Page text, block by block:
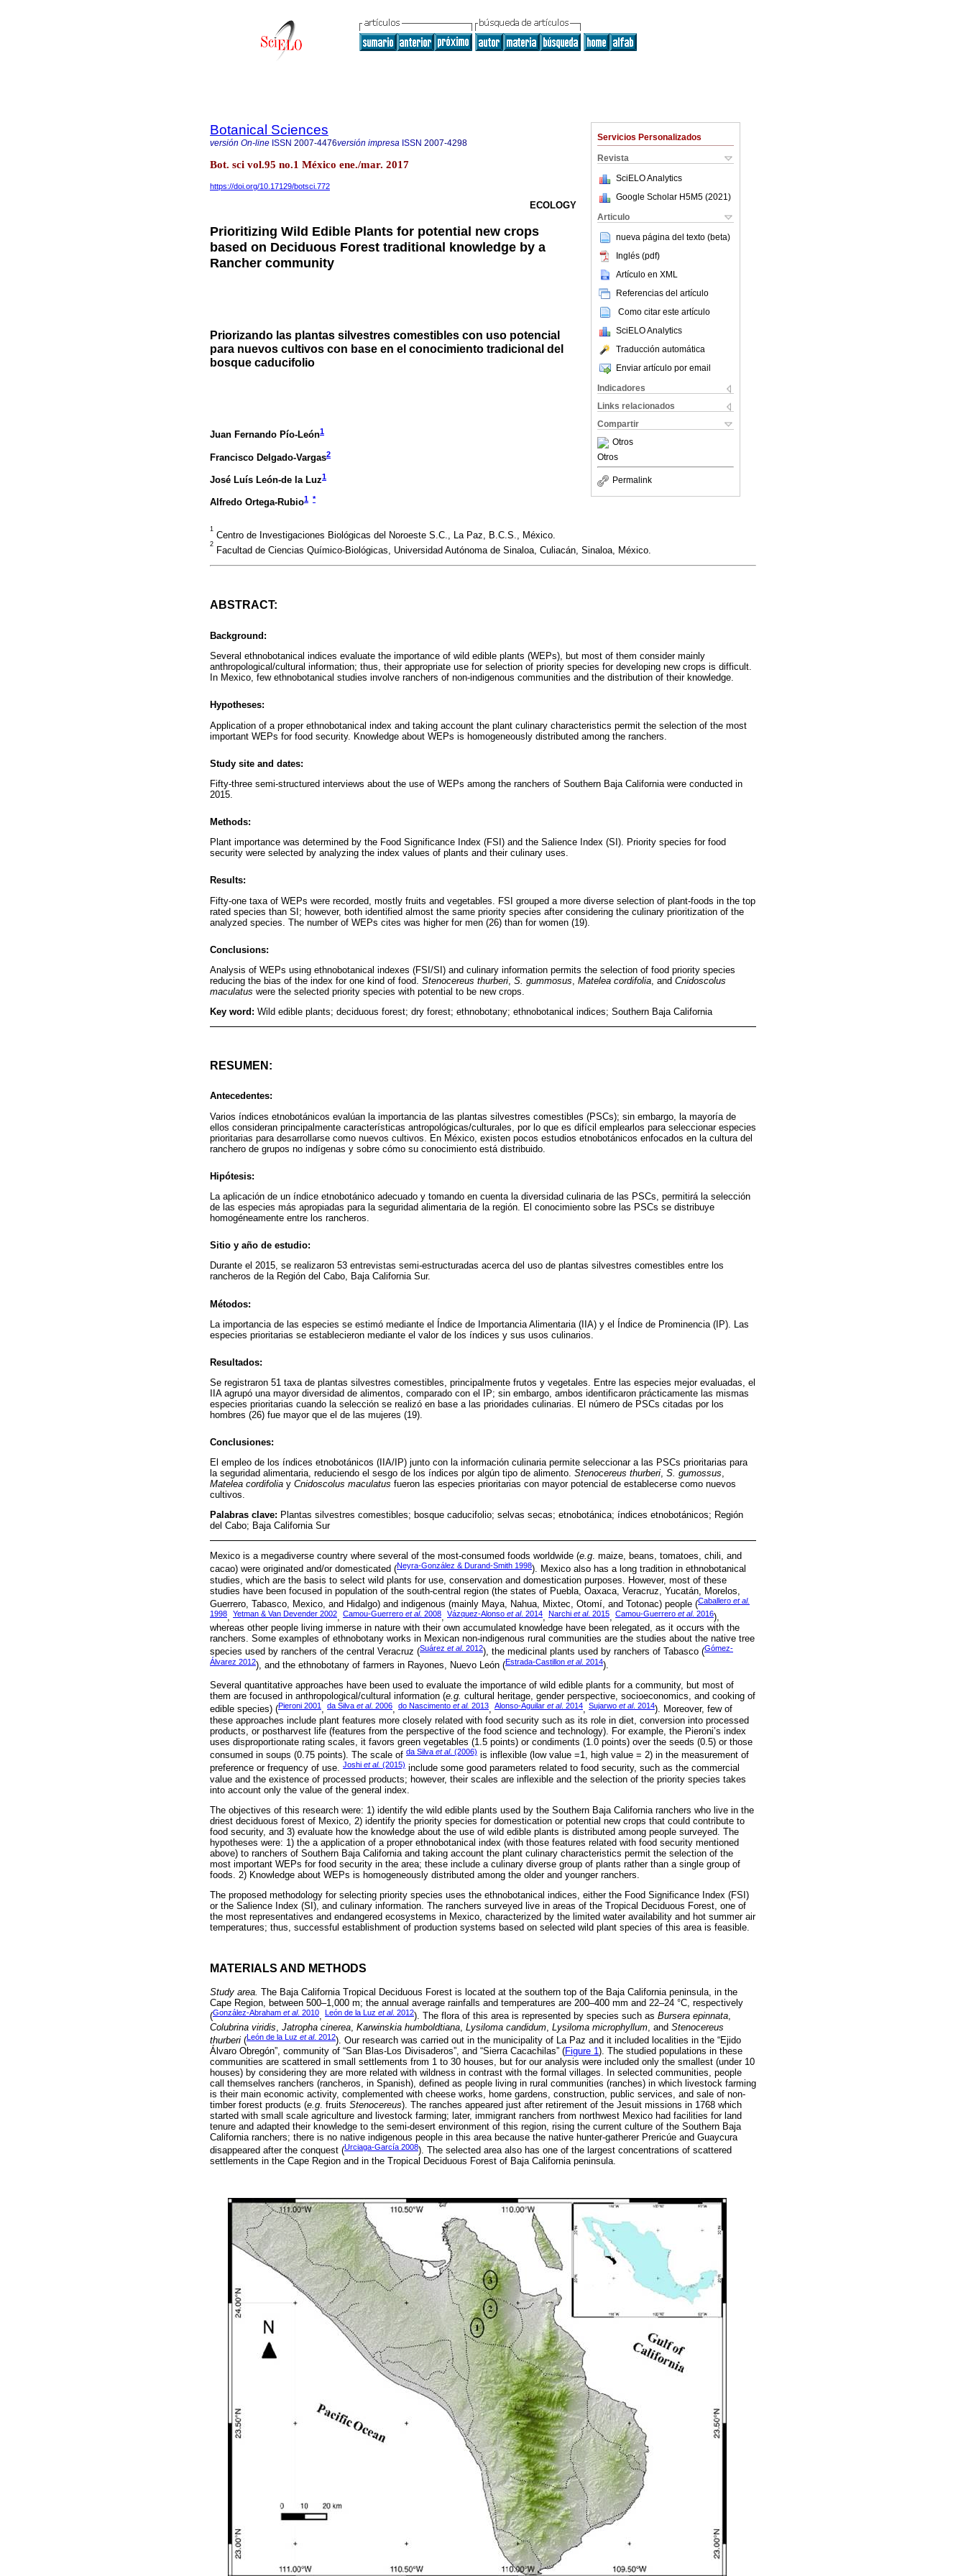
Servicios Personalizados
Revista
SciELO Analytics
Google Scholar H5M5 (2021 )
Articulo
nueva página del texto (beta)
Inglés (pdf)
Artículo en XML
Referencias del artículo
Como citar este artículo
SciELO Analytics
Traducción automática
Enviar artículo por email
Indicadores
Links relacionados
Compartir
Otros
Otros
Permalink
Botanical Sciences
versión On-line ISSN 2007-4476versión impresa ISSN 2007-4298
Bot. sci vol.95 no.1 México ene./mar. 2017
https://doi.org/10.17129/botsci.772
ECOLOGY
Prioritizing Wild Edible Plants for potential new crops
based on Deciduous Forest traditional knowledge by a
Rancher community
Priorizando las plantas silvestres comestibles con uso potencial
para nuevos cultivos con base en el conocimiento tradicional del
bosque caducifolio
Juan Fernando Pío-León1
Francisco Delgado-Vargas2
José Luís León-de la Luz1
Alfredo Ortega-Rubio1 *
1
Centro de Investigaciones Biológicas del Noroeste S.C., La Paz, B.C.S., México.
2
Facultad de Ciencias Químico-Biológicas, Universidad Autónoma de Sinaloa, Culiacán, Sinaloa, México.
ABSTRACT:
Background:
Several ethnobotanical indices evaluate the importance of wild edible plants (WEPs), but most of them consider mainly
anthropological/cultural information; thus, their appropriate use for selection of priority species for developing new crops is difficult.
In Mexico, few ethnobotanical studies involve ranchers of non-indigenous communities and the distribution of their knowledge.
Hypotheses:
Application of a proper ethnobotanical index and taking account the plant culinary characteristics permit the selection of the most
important WEPs for food security. Knowledge about WEPs is homogeneously distributed among the ranchers.
Study site and dates:
Fifty-three semi-structured interviews about the use of WEPs among the ranchers of Southern Baja California were conducted in
2015.
Methods:
Plant importance was determined by the Food Significance Index (FSI) and the Salience Index (SI). Priority species for food
security were selected by analyzing the index values of plants and their culinary uses.
Results:
Fifty-one taxa of WEPs were recorded, mostly fruits and vegetables. FSI grouped a more diverse selection of plant-foods in the top
rated species than SI; however, both identified almost the same priority species after considering the culinary prioritization of the
analyzed species. The number of WEPs cites was higher for men (26) than for women (19).
Conclusions:
Analysis of WEPs using ethnobotanical indexes (FSI/SI) and culinary information permits the selection of food priority species
reducing the bias of the index for one kind of food. Stenocereus thurberi, S. gummosus, Matelea cordifolia, and Cnidoscolus
maculatus were the selected priority species with potential to be new crops.
Key word: Wild edible plants; deciduous forest; dry forest; ethnobotany; ethnobotanical indices; Southern Baja California
RESUMEN:
Antecedentes:
Varios índices etnobotánicos evalúan la importancia de las plantas silvestres comestibles (PSCs); sin embargo, la mayoría de
ellos consideran principalmente características antropológicas/culturales, por lo que es difícil emplearlos para seleccionar especies
prioritarias para desarrollarse como nuevos cultivos. En México, existen pocos estudios etnobotánicos enfocados en la cultura del
ranchero de grupos no indígenas y sobre cómo su conocimiento está distribuido.
Hipótesis:
La aplicación de un índice etnobotánico adecuado y tomando en cuenta la diversidad culinaria de las PSCs, permitirá la selección
de las especies más apropiadas para la seguridad alimentaria de la región. El conocimiento sobre las PSCs se distribuye
homogéneamente entre los rancheros.
Sitio y año de estudio:
Durante el 2015, se realizaron 53 entrevistas semi-estructuradas acerca del uso de plantas silvestres comestibles entre los
rancheros de la Región del Cabo, Baja California Sur.
Métodos:
La importancia de las especies se estimó mediante el Índice de Importancia Alimentaria (IIA) y el Índice de Prominencia (IP). Las
especies prioritarias se establecieron mediante el valor de los índices y sus usos culinarios.
Resultados:
Se registraron 51 taxa de plantas silvestres comestibles, principalmente frutos y vegetales. Entre las especies mejor evaluadas, el
IIA agrupó una mayor diversidad de alimentos, comparado con el IP; sin embargo, ambos identificaron prácticamente las mismas
especies prioritarias cuando la selección se realizó en base a las prioridades culinarias. El número de PSCs citadas por los
hombres (26) fue mayor que el de las mujeres (19).
Conclusiones:
El empleo de los índices etnobotánicos (IIA/IP) junto con la información culinaria permite seleccionar a las PSCs prioritarias para
la seguridad alimentaria, reduciendo el sesgo de los índices por algún tipo de alimento. Stenocereus thurberi, S. gumossus,
Matelea cordifolia y Cnidoscolus maculatus fueron las especies prioritarias con mayor potencial de establecerse como nuevos
cultivos.
Palabras clave: Plantas silvestres comestibles; bosque caducifolio; selvas secas; etnobotánica; índices etnobotánicos; Región
del Cabo; Baja California Sur
Mexico is a megadiverse country where several of the most-consumed foods worldwide (e.g. maize, beans, tomatoes, chili, and
cacao) were originated and/or domesticated (Neyra-González & Durand-Smith 1998). Mexico also has a long tradition in ethnobotanical
studies, which are the basis to select wild plants for use, conservation and domestication purposes. However, most of these
studies have been focused in population of the south-central region (the states of Puebla, Oaxaca, Veracruz, Yucatán, Morelos,
Guerrero, Tabasco, Mexico, and Hidalgo) and indigenous (mainly Maya, Nahua, Mixtec, Otomí, and Totonac) people (Caballero et al.
1998, Yetman & Van Devender 2002, Camou-Guerrero et al. 2008, Vázquez-Alonso et al. 2014, Narchi et al. 2015, Camou-Guerrero et al. 2016),
whereas other people living immerse in nature with their own accumulated knowledge have been relegated, as it occurs with the
ranchers. Some examples of ethnobotany works in Mexican non-indigenous rural communities are the studies about the native tree
species used by ranchers of the central Veracruz (Suárez et al. 2012), the medicinal plants used by ranchers of Tabasco (Gómez-
Álvarez 2012), and the ethnobotany of farmers in Rayones, Nuevo León (Estrada-Castillon et al. 2014).
Several quantitative approaches have been used to evaluate the importance of wild edible plants for a community, but most of
them are focused in anthropological/cultural information (e.g. cultural heritage, gender perspective, socioeconomics, and cooking of
edible species) (Pieroni 2001 , da Silva et al. 2006, do Nascimento et al. 2013, Alonso-Aguilar et al. 2014, Sujarwo et al. 2014). Moreover, few of
these approaches include plant features more closely related with food security such as its role in diet, conversion into processed
products, or postharvest life (features from the perspective of the food science and technology). For example, the Pieroni’s index
uses disproportionate rating scales, it favors green vegetables (1.5 points) or condiments (1.0 points) over the seeds (0.5) or those
consumed in soups (0.75 points). The scale of da Silva et al. (2006) is inflexible (low value =1, high value = 2) in the measurement of
preference or frequency of use. Joshi et al. (2015) include some good parameters related to food security, such as the commercial
value and the existence of processed products; however, their scales are inflexible and the selection of the priority species takes
into account only the value of the general index.
The objectives of this research were: 1) identify the wild edible plants used by the Southern Baja California ranchers who live in the
driest deciduous forest of Mexico, 2) identify the priority species for domestication or potential new crops that could contribute to
food security, and 3) evaluate how the knowledge about the use of wild edible plants is distributed among people surveyed. The
hypotheses were: 1) the a application of a proper ethnobotanical index (with those features related with food security mentioned
above) to ranchers of Southern Baja California and taking account the plant culinary characteristics permit the selection of the
most important WEPs for food security in the area; these include a culinary diverse group of plants rather than a single group of
foods. 2) Knowledge about WEPs is homogeneously distributed among the older and younger ranchers.
The proposed methodology for selecting priority species uses the ethnobotanical indices, either the Food Significance Index (FSI)
or the Salience Index (SI), and culinary information. The ranchers surveyed live in areas of the Tropical Deciduous Forest, one of
the most representatives and endangered ecosystems in Mexico, characterized by the limited water availability and hot summer air
temperatures; thus, successful establishment of production systems based on selected wild plant species of this area is feasible.
MATERIALS AND METHODS
Study area. The Baja California Tropical Deciduous Forest is located at the southern top of the Baja California peninsula, in the
Cape Region, between 500–1,000 m; the annual average rainfalls and temperatures are 200–400 mm and 22–24 °C, respectively
(González-Abraham et al. 2010, León de la Luz et al. 2012). The flora of this area is represented by species such as Bursera epinnata,
Colubrina viridis Jatropha cinerea Karwinskia humboldtiana Lysiloma candidum Lysiloma microphyllum , and Stenocereus
thurberi (León de la Luz et al. 2012). Our research was carried out in the municipality of La Paz and it included localities in the “Ejido
Álvaro Obregón”, community of “San Blas-Los Divisaderos”, and “Sierra Cacachilas” (Figure 1). The studied populations in these
communities are scattered in small settlements from 1 to 30 houses, but for our analysis were included only the smallest (under 10
houses) by considering they are more related with wildness in contrast with the formal villages. In selected communities, people
call themselves ranchers (rancheros, in Spanish), defined as people living in rural communities (ranches) in which livestock farming
is their main economic activity, complemented with cheese works, home gardens, construction, public services, and sale of non-
timber forest products (e.g. fruits Stenocereus). The ranches appeared just after retirement of the Jesuit missions in 1768 which
started with small scale agriculture and livestock farming; later, immigrant ranchers from northwest Mexico had facilities for land
tenure and adapted their knowledge to the semi-desert environment of this region, rising the current culture of the Southern Baja
California ranchers; there is no native indigenous people in this area because the native hunter-gatherer Prericúe and Guaycura
disappeared after the conquest (Urciaga-García 2008). The selected area also has one of the largest concentrations of scattered
settlements in the Cape Region and in the Tropical Deciduous Forest of Baja California peninsula.